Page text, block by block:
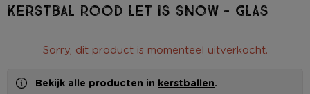
Kerstbal rood let is snow - glas
Sorry, dit product is momenteel uitverkocht.
Bekijk alle producten in kerstballen.